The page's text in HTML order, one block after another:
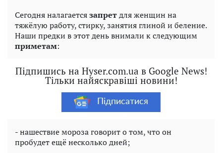
Сегодня налагаетсязапретдля женщин на
тяжёлую работу, стирку, занятия глиной и беление.
Наши предки в этот день внимали к следующим
приметам:
Підпишись на Hyser.com.ua в Google News!
Тільки найяскравіші новини!
Підписатися
- нашествие мороза говорит о том, что он
пробудет ещё несколько дней;